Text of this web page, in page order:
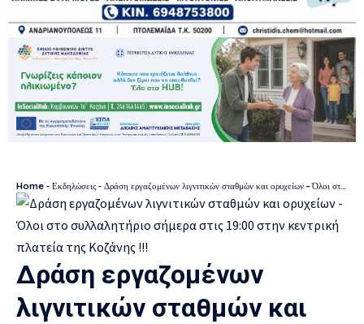
Home - Εκδηλώσεις - Δράση εργαζομένων λιγνιτικών σταθμών και ορυχείων – Όλοι στο συλλαλητήριο σήμερα στις 19:00 στην κεντρική πλατεία της Κοζάνης !!!
Δράση εργαζομένων
λιγνιτικών σταθμών και